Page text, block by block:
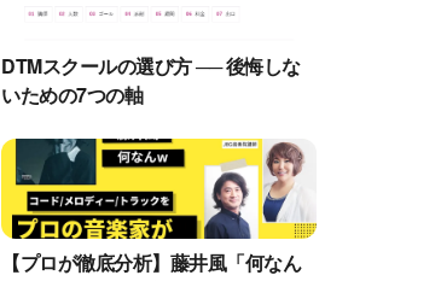
DTMスクールの選び方 ── 後悔しな
いための7つの軸
【プロが徹底分析】藤井風「何なん